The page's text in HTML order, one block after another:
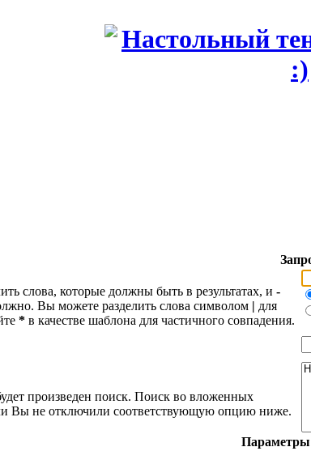
слова, которые должны быть в результатах, и -
Вы можете разделить слова символом | для
* в качестве шаблона для частичного совпадения.
произведен поиск. Поиск во вложенных
Вы не отключили соответствующую опцию ниже.
Параметры